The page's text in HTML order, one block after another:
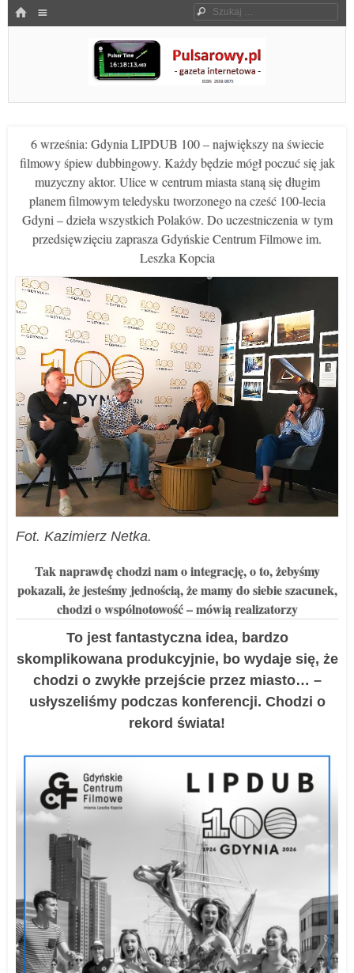
HOME Szukaj
Pulsarowy.pl
6 września: Gdynia LIPDUB 100 – największy na świecie
filmowy śpiew dubbingowy. Każdy będzie mógł poczuć się jak
muzyczny aktor. Ulice w centrum miasta staną się długim
planem filmowym teledysku tworzonego na cześć 100-lecia
Gdyni – dzieła wszystkich Polaków. Do uczestniczenia w tym
przedsięwzięciu zaprasza Gdyńskie Centrum Filmowe im.
Leszka Kopcia
Fot. Kazimierz Netka.
Tak naprawdę chodzi nam o integrację, o to, żebyśmy
pokazali, że jesteśmy jednością, że mamy do siebie szacunek,
chodzi o wspólnotowość – mówią realizatorzy
To jest fantastyczna idea, bardzo
skomplikowana produkcyjnie, bo wydaje się, że
chodzi o zwykłe przejście przez miasto… –
usłyszeliśmy podczas konferencji. Chodzi o
rekord świata!